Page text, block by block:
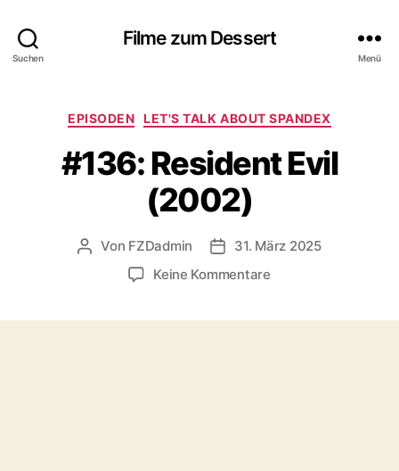
Suchen
Filme zum Dessert
Menü
Kategorien
EPISODEN LET'S TALK ABOUT SPANDEX
#136: Resident Evil
(2002)
Beitragsautor
Von FZDadmin Veröffentlichungsdatum
31. März 2025
Keine Kommentarezu